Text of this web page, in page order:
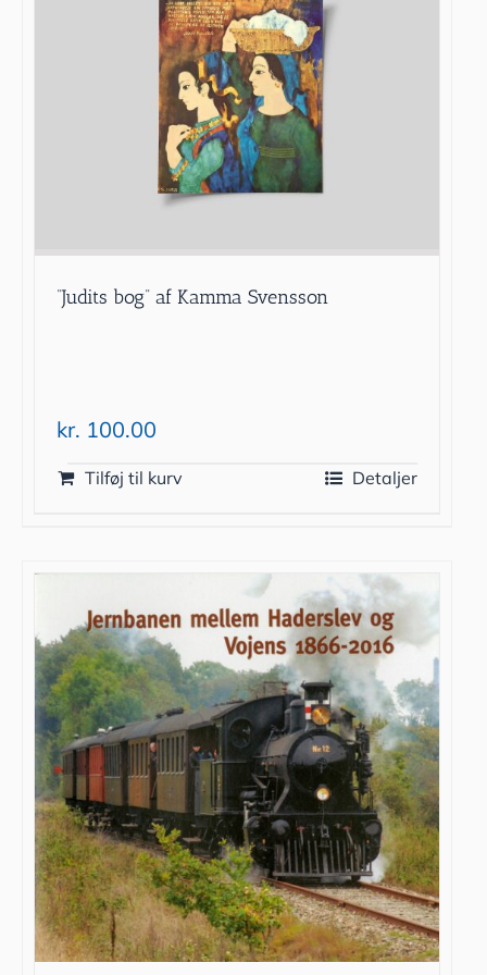
”Judits bog” af Kamma Svensson
kr. 100.00
Tilføj til kurv Detaljer